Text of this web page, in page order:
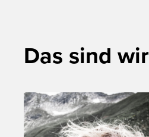
Das sind wir